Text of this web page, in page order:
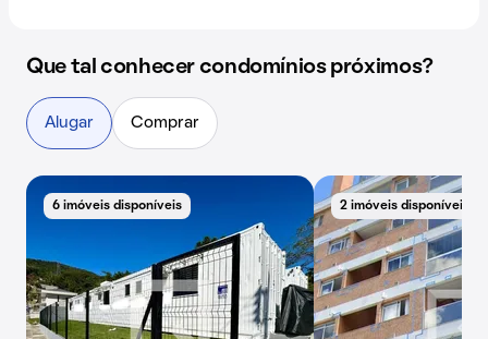
Que tal conhecer condomínios próximos?
Alugar Comprar
6 imóveis disponíveis 2 imóveis disponíveis